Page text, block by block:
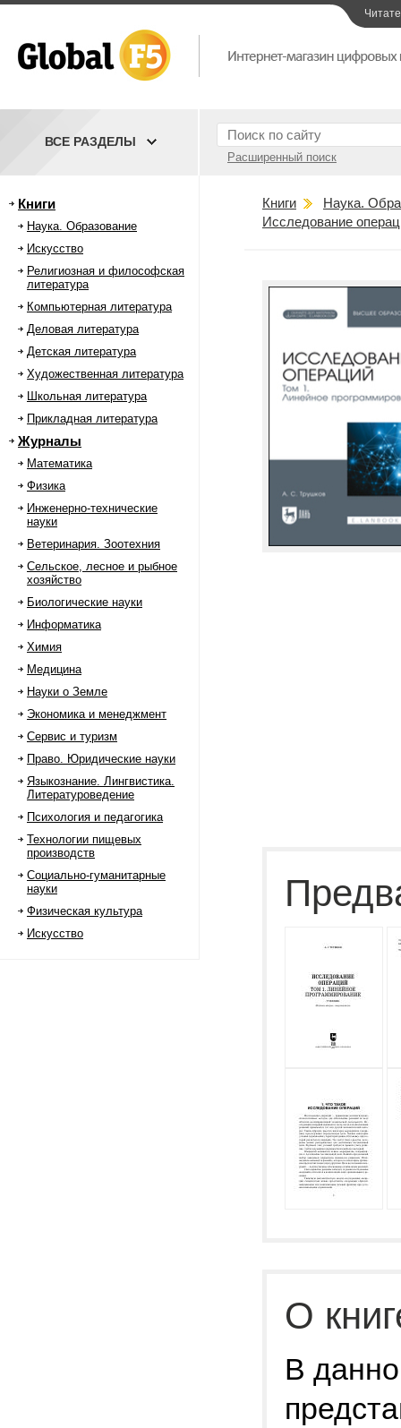
Расширенный поиск
ВСЕ РАЗДЕЛЫ
Книги
Наука. Образование
Искусство
Религиозная и философская
литература
Компьютерная литература
Деловая литература
Детская литература
Художественная литература
Школьная литература
Прикладная литература
Журналы
Математика
Физика
Инженерно-технические
науки
Ветеринария. Зоотехния
Сельское, лесное и рыбное
хозяйство
Биологические науки
Информатика
Химия
Медицина
Науки о Земле
Экономика и менеджмент
Сервис и туризм
Право. Юридические науки
Языкознание. Лингвистика.
Литературоведение
Психология и педагогика
Технологии пищевых
производств
Социально-гуманитарные
науки
Физическая культура
Искусство
Книги
Наука.
Исследование
О
В